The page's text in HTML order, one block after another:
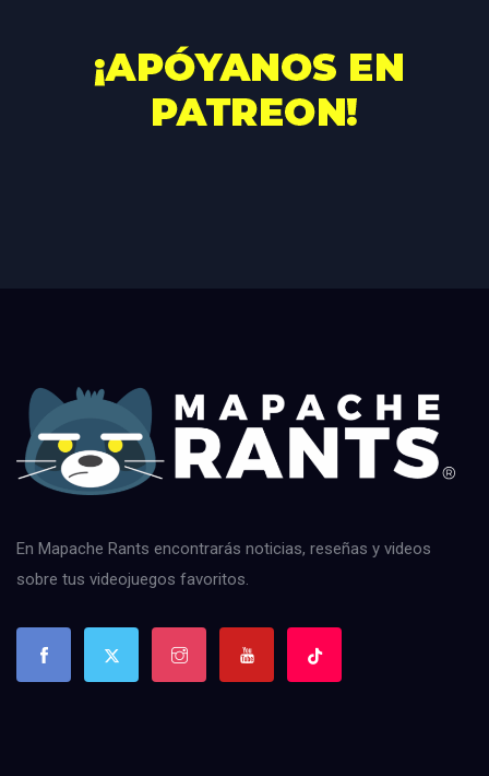
En Mapache Rants encontrarás noticias, reseñas y videos
sobre tus videojuegos favoritos.